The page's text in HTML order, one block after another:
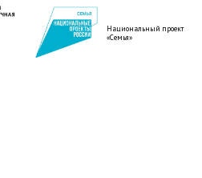
Национальный проект
«Семья»